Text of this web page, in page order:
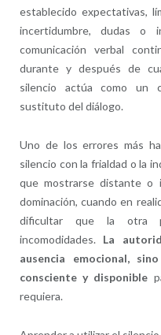
establecido expectativas,
incertidumbre, dudas o
comunicación verbal
durante y después de
silencio actúa como un
sustituto del diálogo.
Uno de los errores más
silencio con la frialdad o la
que mostrarse distante o
dominación, cuando en
dificultar que la otra
incomodidades. La
ausencia emocional,
consciente y disponible
requiera.